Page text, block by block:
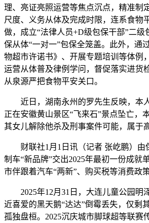
理、亮证亮照运营等焦点沉点，精准制
尺度、义务从体及完成时限，连系食物
做，成立“法律人员+D级包保干部”二级
保从体“一对一”包保全笼盖。此外，通
物超市许诺书》、开展专题培训等体例
运营从体普及律例学问，督促落实进货
从泉源严把食物平安关口。
近日，湖南永州的罗先生反映，本人
正在安徽黄山景区“飞来石”景点坠亡，
其女儿解除他杀及刑事案件可能，属于
财联社1月1日讯（记者 张屹鹏）由
制车“新品牌”交出2025年最初一份成就
市伴跟着汽车“两新”、购买税等消费政
2025年12月31日，大连儿童公园明
近喜爱的黑天鹅“达达”倒霉丢失，仅剩
孤独盘桓。2025沉庆城市脚球超等联赛